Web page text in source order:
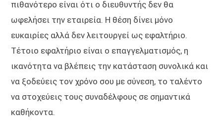
πιθανότερο είναι ότι ο διευθυντής δεν θα
ωφελήσει την εταιρεία. Η θέση δίνει μόνο
ευκαιρίες αλλά δεν λειτουργεί ως εφαλτήριο.
Τέτοιο εφαλτήριο είναι ο επαγγελματισμός, η
ικανότητα να βλέπεις την κατάσταση συνολικά και
να ξοδεύεις τον χρόνο σου με σύνεση, το ταλέντο
να στοχεύεις τους συναδέλφους σε σημαντικά
καθήκοντα.